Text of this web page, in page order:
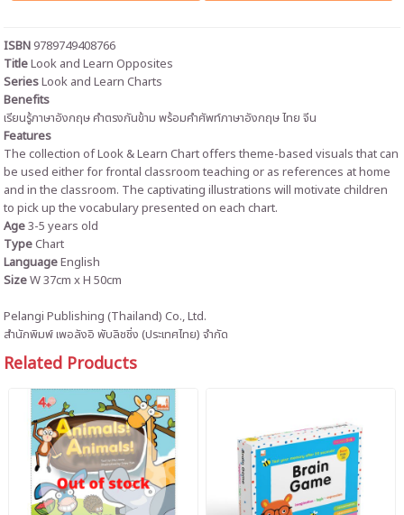
ISBN9789749408766
TitleLook and Learn Opposites
SeriesLook and Learn Charts
Benefits
เรียนรู้ภาษาอังกฤษคำตรงกันข้าม พร้อมคำศัพท์ภาษาอังกฤษ ไทย จีน
Features
The collection of Look & Learn Chart offers theme-based visuals that can
be used either for frontal classroom teaching or as references at home
and in the classroom. The captivating illustrations will motivate children
to pick up the vocabulary presented on each chart.
Age3-5 years old
TypeChart
LanguageEnglish
SizeW 37cm xH 50cm
Pelangi Publishing (Thailand) Co., Ltd.
สำนักพิมพ์ เพอลังอิ พับลิชชิ่ง (ประเทศไทย) จำกัด
Related Products